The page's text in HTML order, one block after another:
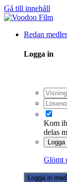
Gå till innehåll
Redan
Logga in
Kom
delas
Logga
Glömt
Logga in